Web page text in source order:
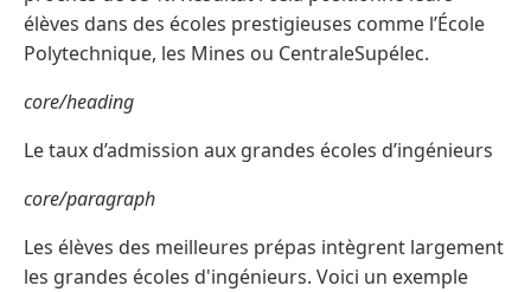
élèves dans des écoles prestigieuses comme l’École
Polytechnique, les Mines ou CentraleSupélec.
core/heading
Le taux d’admission aux grandes écoles d’ingénieurs
core/paragraph
Les élèves des meilleures prépas intègrent largement
les grandes écoles d'ingénieurs. Voici un exemple